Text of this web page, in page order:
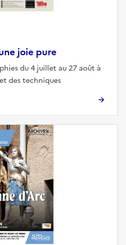
joie pure
du 4 juillet au 27 août à
des techniques